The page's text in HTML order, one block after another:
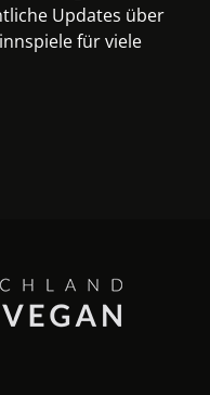
Updates über
für viele